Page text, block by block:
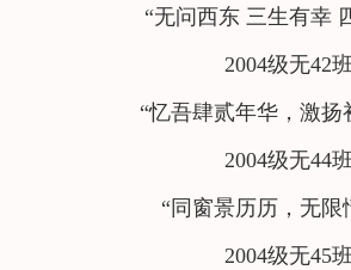
“无问西东 三生有幸
2004级无42
“忆吾肆贰年华，激扬
2004级无44
“同窗景历历，无限
2004级无45